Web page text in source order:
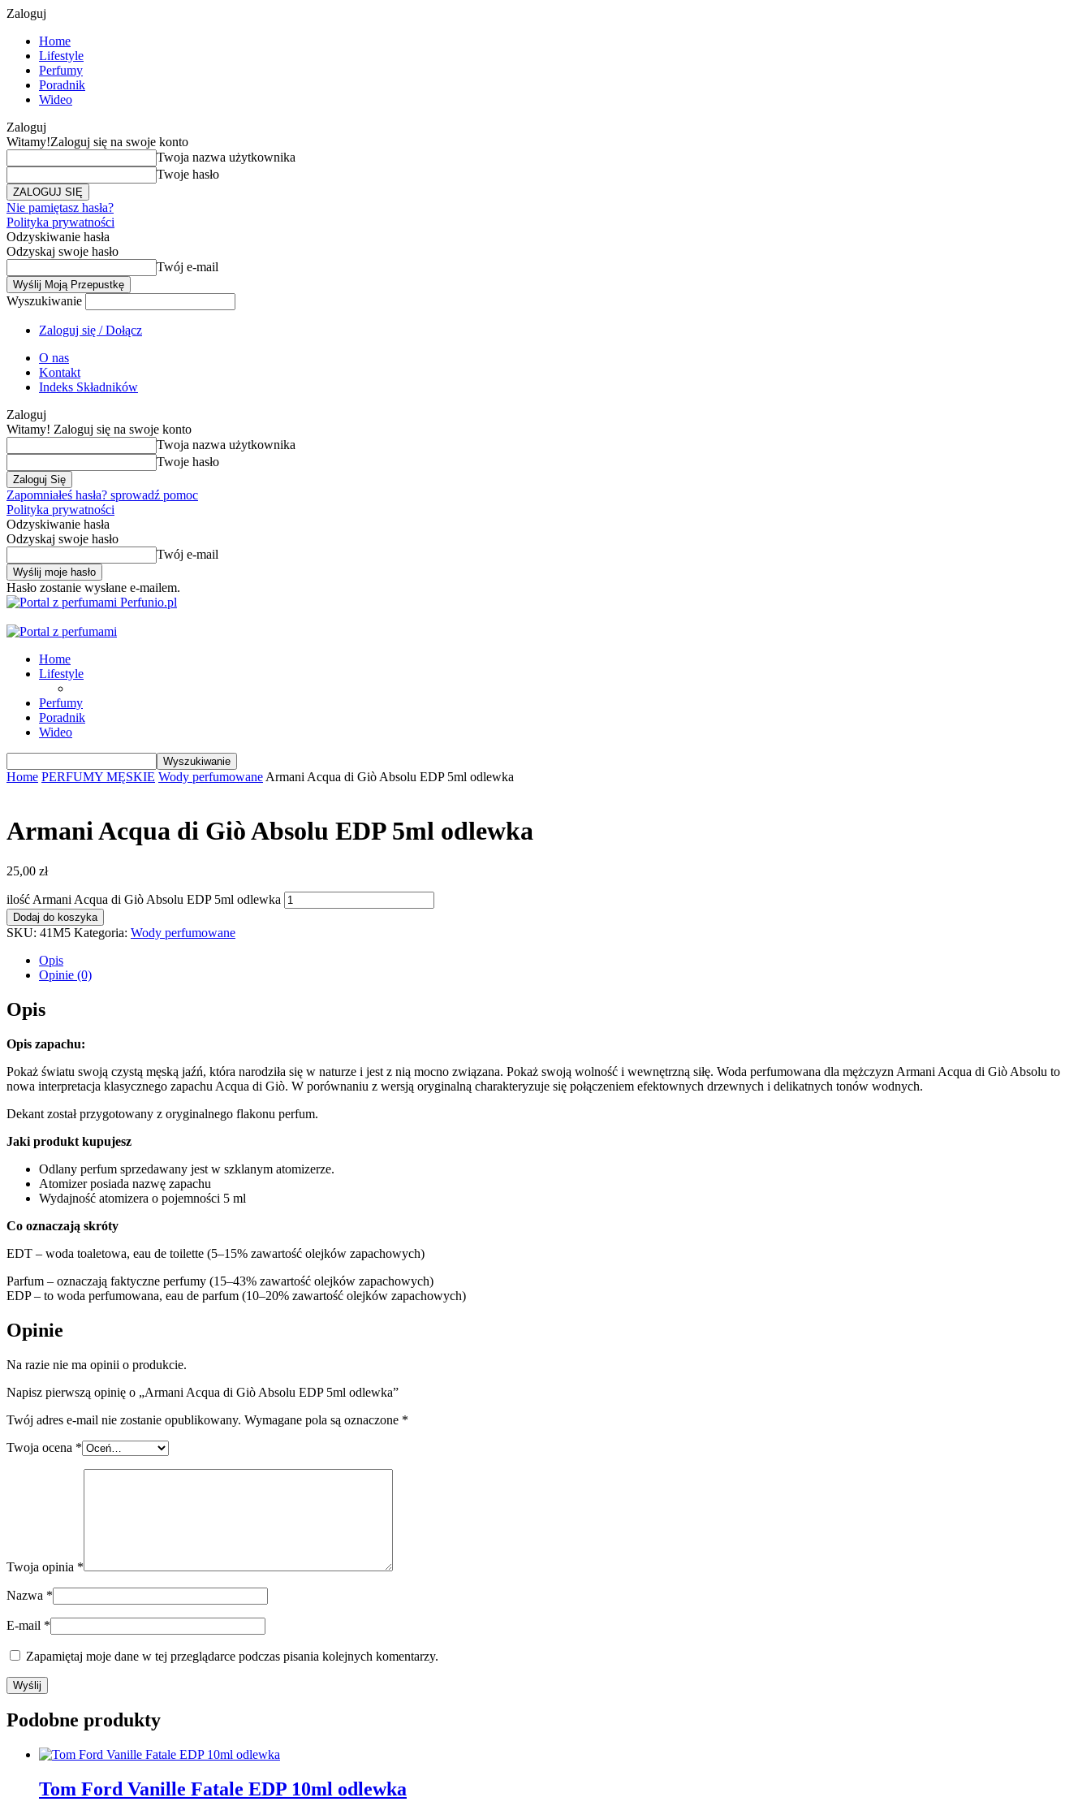
Zaloguj
Home
Lifestyle
Perfumy
Poradnik
Wideo
Zaloguj
Witamy!Zaloguj się na swoje konto
Twoja nazwa użytkownika
Twoje hasło
Nie pamiętasz hasła?
Polityka prywatności
Odzyskiwanie hasła
Odzyskaj swoje hasło
Twój e-mail
Wyszukiwanie
Zaloguj się / Dołącz
O nas
Kontakt
Indeks Składników
Zaloguj
Witamy! Zaloguj się na swoje konto
Twoja nazwa użytkownika
Twoje hasło
Zapomniałeś hasła? sprowadź pomoc
Polityka prywatności
Odzyskiwanie hasła
Odzyskaj swoje hasło
Twój e-mail
Hasło zostanie wysłane e-mailem.
Perfunio.pl
Home
Lifestyle
Perfumy
Poradnik
Wideo
Home PERFUMY MĘSKIE Wody perfumowane Armani Acqua di Giò Absolu EDP 5ml odlewka
Armani Acqua di Giò Absolu EDP 5ml odlewka
25,00 zł
ilość Armani Acqua di Giò Absolu EDP 5ml odlewka
Dodaj do koszyka
SKU: 41M5 Kategoria: Wody perfumowane
Opis
Opinie (0)
Opis
Opis zapachu:
Pokaż światu swoją czystą męską jaźń, która narodziła się w naturze i jest z nią mocno związana. Pokaż swoją wolność i wewnętrzną siłę. Woda perfumowana dla mężczyzn Armani Acqua di Giò Absolu to
nowa interpretacja klasycznego zapachu Acqua di Giò. W porównaniu z wersją oryginalną charakteryzuje się połączeniem efektownych drzewnych i delikatnych tonów wodnych.
Dekant został przygotowany z oryginalnego flakonu perfum.
Jaki produkt kupujesz
Odlany perfum sprzedawany jest w szklanym atomizerze.
Atomizer posiada nazwę zapachu
Wydajność atomizera o pojemności 5 ml
Co oznaczają skróty
EDT – woda toaletowa, eau de toilette (5–15% zawartość olejków zapachowych)
Parfum – oznaczają faktyczne perfumy (15–43% zawartość olejków zapachowych)
EDP – to woda perfumowana, eau de parfum (10–20% zawartość olejków zapachowych)
Opinie
Na razie nie ma opinii o produkcie.
Napisz pierwszą opinię o „Armani Acqua di Giò Absolu EDP 5ml odlewka”
Twój adres e-mail nie zostanie opublikowany. Wymagane pola są oznaczone *
Twoja ocena *
Twoja opinia *
Nazwa *
E-mail *
Zapamiętaj moje dane w tej przeglądarce podczas pisania kolejnych komentarzy.
Podobne produkty
Tom Ford Vanille Fatale EDP 10ml odlewka